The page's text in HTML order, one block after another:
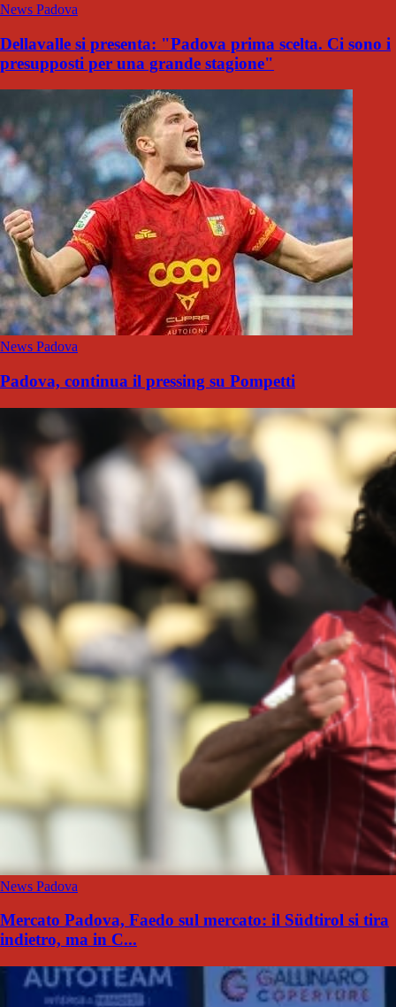
News Padova
Dellavalle si presenta: "Padova prima scelta. Ci sono i
presupposti per una grande stagione"
News Padova
Padova, continua il pressing su Pompetti
News Padova
Mercato Padova, Faedo sul mercato: il Südtirol si tira
indietro, ma in C...